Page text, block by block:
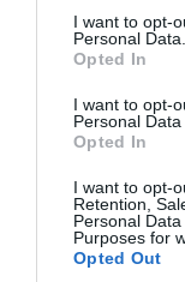
consent section.
I want to opt-
Personal Data.
Opted In
I want to opt-
Personal Data
Opted In
I want to opt-
Retention,
Personal
Purposes for
Opted Out
FOCUS ON